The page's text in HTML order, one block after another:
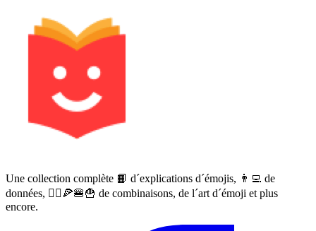
Une collection complète 📙 d´explications d´émojis, 👨‍💻 de
données, 🙅‍♀️🍕🍔🍟 de combinaisons, de l´art d´émoji et plus
encore.